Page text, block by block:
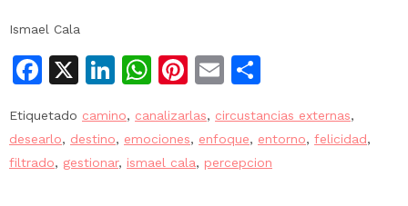
Ismael Cala
Facebook
X LinkedIn
WhatsApp
Pinterest
Email
Etiquetado camino, canalizarlas, circustancias externas,
desearlo, destino, emociones, enfoque, entorno, felicidad,
filtrado, gestionar, ismael cala, percepcion